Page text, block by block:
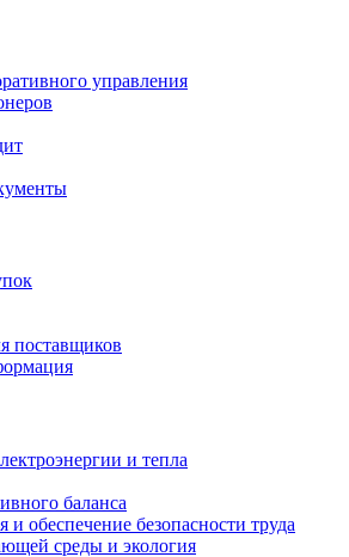
управления
поставщиков
и тепла
баланса
и обеспечение безопасности труда
среды и экология